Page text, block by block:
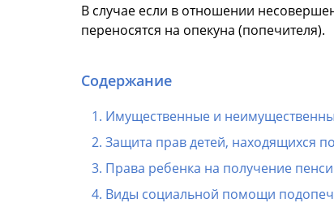
В случае если в отношении
переносятся на опекуна (попечителя).
Содержание
Имущественные и
Защита прав детей, находящихся
Права ребенка на получение
Виды социальной помощи